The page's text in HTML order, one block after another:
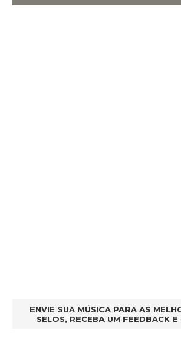
ENVIE SUA MÚSICA PARA AS
SELOS, RECEBA UM FEEDBACK